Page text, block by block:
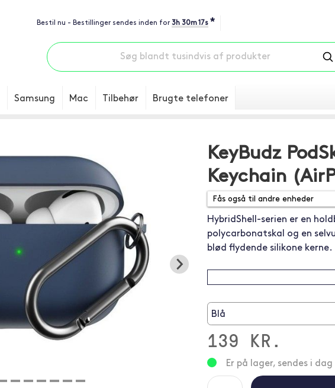
Bestil nu - Bestillinger sendes inden for 3h 30m 16s *
Samsung Mac Tilbehør Brugte telefoner
KeyBudz
Keychain
HybridShell-serien er en
polycarbonatskal og en
blød flydende silikone kerne.
Blå
139 KR.
Er på lager, sendes i dag